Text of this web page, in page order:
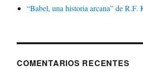
“Babel, una historia arcana” de R.F.
COMENTARIOS RECENTES